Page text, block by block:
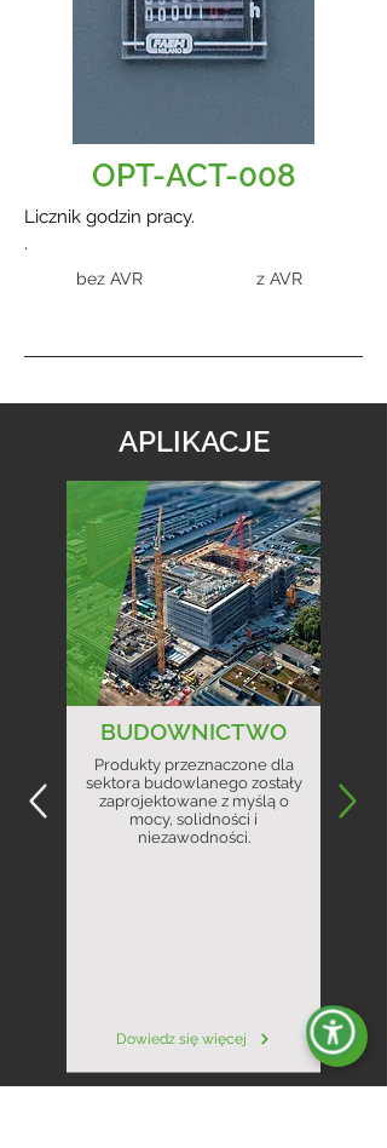
OPT-ACT-008
Licznik godzin pracy.
.
bez AVR z AVR
APLIKACJE
BUDOWNICTWO
Produkty przeznaczone dla
sektora budowlanego zostały
zaprojektowane z myślą o
mocy, solidności i
niezawodności.
Dowiedz się więcej